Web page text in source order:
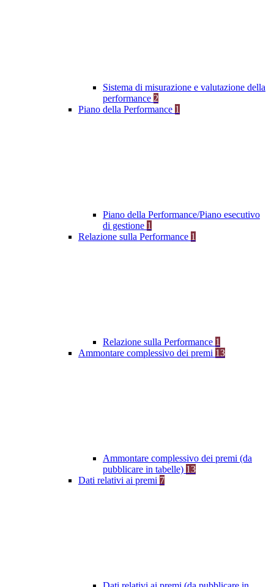
Sistema di misurazione e valutazione della
performance 2
Piano della Performance 1
Piano della Performance/Piano esecutivo
di gestione 1
Relazione sulla Performance 1
Relazione sulla Performance 1
Ammontare complessivo dei premi 13
Ammontare complessivo dei premi (da
pubblicare in tabelle) 13
Dati relativi ai premi 7